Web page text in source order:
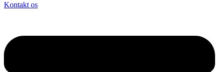
Kontakt os